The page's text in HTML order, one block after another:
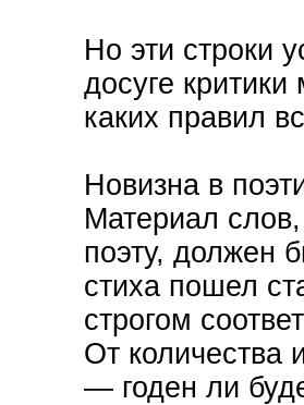
Но эти строки
досуге
каких правил
Новизна в
Материал
поэту, должен
стиха пошел
строгом
От количества
— годен ли